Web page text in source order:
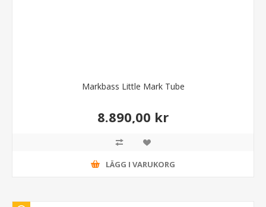
Markbass Little Mark Tube
8.890,00 kr
LÄGG I VARUKORG